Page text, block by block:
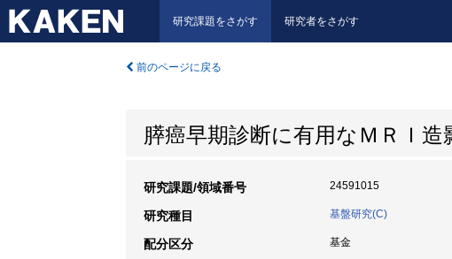
研究課題をさがす 研究者をさがす
前のページに戻る
膵癌早期診断に有用なＭＲＩ
研究課題/領域番号 24591015
研究種目 基盤研究(C)
配分区分 基金